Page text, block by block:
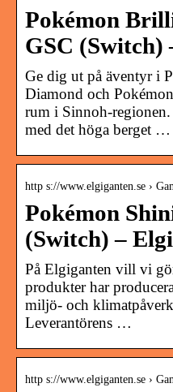
Pokémon
GSC (Switch)
Ge dig ut på äventyr i
Diamond och
rum i Sinnoh-
med det höga berget …
http s://www.elgiganten.se ›
Pokémon
(Switch) –
På Elgiganten vill vi
produkter har
miljö- och
Leverantörens …
http s://www.elgiganten.se ›